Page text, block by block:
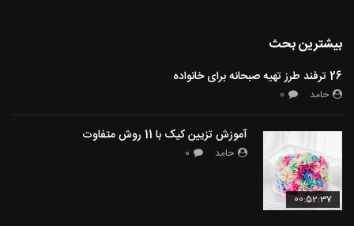
بیشترین بحث
26 ترفند طرز تهیه صبحانه برای خانواده
حامد 0
00:52:37
آموزش تزیین کیک با 11 روش متفاوت
حامد 0